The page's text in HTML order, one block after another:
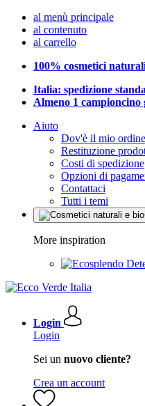
al menù principale
al contenuto
al carrello
100% cosmetici
Italia: spedizione
Almeno 1 campioncino
Aiuto
Dov'è il mio
Restituzione
Costi di spedizione
Opzioni di
Contattaci
Tutti i temi
More inspiration
Login
Login
Sei un nuovo cliente?
Crea un account